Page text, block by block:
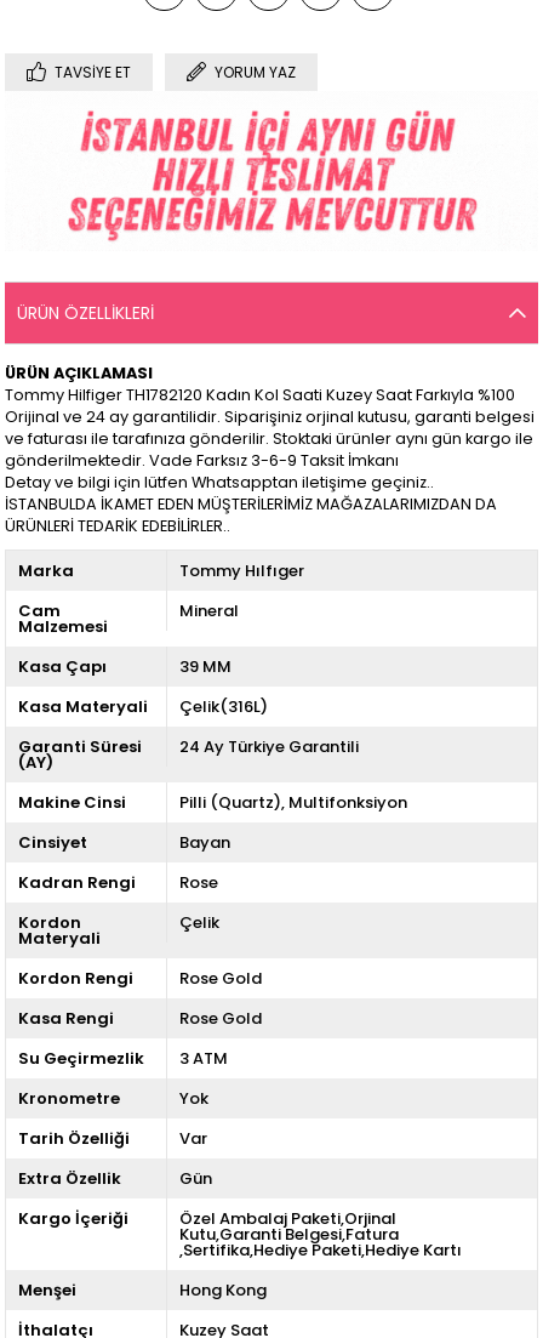
TAVSIYE ET YORUM YAZ
ÜRÜN ÖZELLIKLERI
ÜRÜN AÇIKLAMASI
Tommy Hilfiger TH1782120 Kadın Kol Saati Kuzey Saat Farkıyla %100
Orijinal ve 24 ay garantilidir. Siparişiniz orjinal kutusu, garanti belgesi
ve faturası ile tarafınıza gönderilir. Stoktaki ürünler aynı gün kargo ile
gönderilmektedir. Vade Farksız 3-6-9 Taksit İmkanı
Detay ve bilgi için lütfen Whatsapptan iletişime geçiniz..
İSTANBULDA İKAMET EDEN MÜŞTERİLERİMİZ MAĞAZALARIMIZDAN DA
ÜRÜNLERİ TEDARİK EDEBİLİRLER..
Marka
Tommy Hılfıger
Cam
Malzemesi
Mineral
Kasa Çapı
39 MM
Kasa Materyali
Çelik(316L)
Garanti Süresi
(AY)
24 Ay Türkiye Garantili
Makine Cinsi Pilli (Quartz) Multifonksiyon
Cinsiyet
Bayan
Kadran Rengi
Rose
Kordon
Materyali
Çelik
Kordon Rengi
Rose Gold
Kasa Rengi
Rose Gold
Su Geçirmezlik
3 ATM
Kronometre
Yok
Tarih Özelliği
Var
Extra Özellik
Gün
Kargo İçeriği
Özel Ambalaj Paketi,Orjinal
Kutu,Garanti Belgesi,Fatura
,Sertifika,Hediye Paketi,Hediye Kartı
Menşei
Hong Kong
İthalatçı
Kuzey Saat